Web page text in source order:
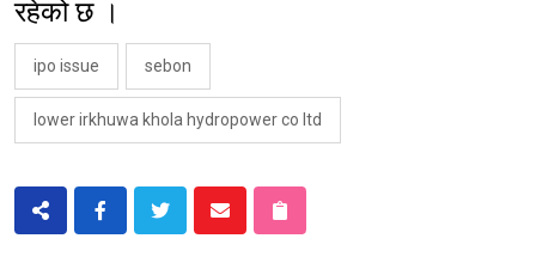
रहेको छ ।
ipo issue sebon
lower irkhuwa khola hydropower co ltd